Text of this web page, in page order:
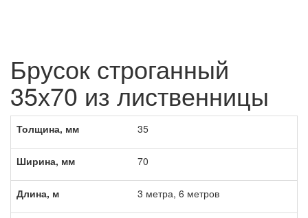
Брусок строганный
35х70 из лиственницы
Толщина, мм 35
Ширина, мм 70
Длина, м 3 метра, 6 метров